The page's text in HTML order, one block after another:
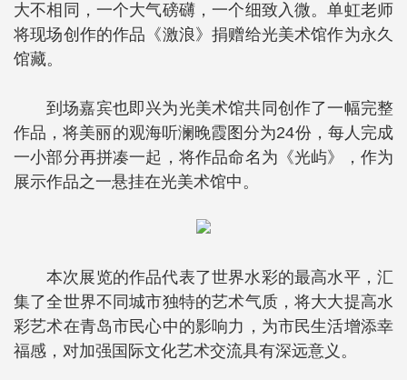
大不相同，一个大气磅礴，一个细致入微。单虹老师
将现场创作的作品《激浪》捐赠给光美术馆作为永久
馆藏。
到场嘉宾也即兴为光美术馆共同创作了一幅完整
作品，将美丽的观海听澜晚霞图分为24份，每人完成
一小部分再拼凑一起，将作品命名为《光屿》，作为
展示作品之一悬挂在光美术馆中。
本次展览的作品代表了世界水彩的最高水平，汇
集了全世界不同城市独特的艺术气质，将大大提高水
彩艺术在青岛市民心中的影响力，为市民生活增添幸
福感，对加强国际文化艺术交流具有深远意义。